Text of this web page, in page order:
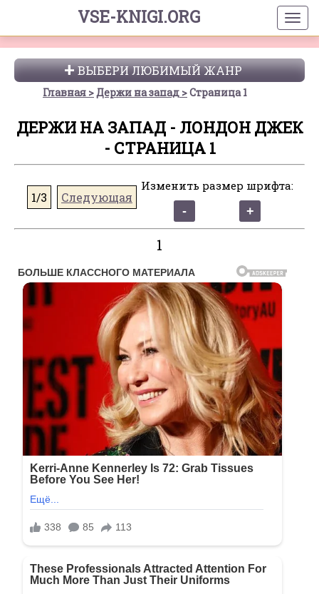
VSE-KNIGI.ORG
ВЫБЕРИ ЛЮБИМЫЙ ЖАНР
Главная Держи на запад Страница 1
ДЕРЖИ НА ЗАПАД - ЛОНДОН ДЖЕК
- СТРАНИЦА 1
1/3 Следующая
Изменить размер шрифта:
1